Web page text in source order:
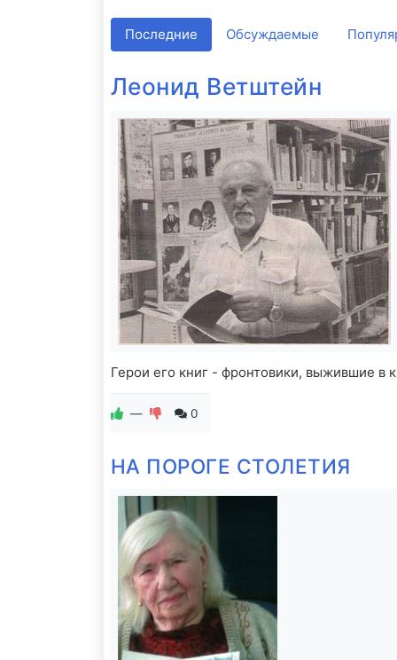
Последние Обсуждаемые
Леонид Ветштейн
Герои его книг - фронтовики, выжившие в
— 0
НА ПОРОГЕ СТОЛЕТИЯ